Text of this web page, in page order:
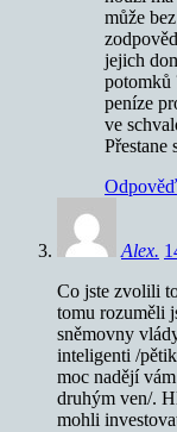
může
jejich
potomků
peníze
ve
Přestane
Odpověď
Alex.
Co jste zvolili
tomu rozuměli
sněmovny
inteligenti /
moc nadějí
druhým ven/.
mohli